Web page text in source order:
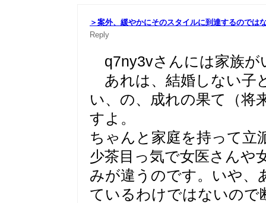
＞案外、緩やかにそのスタイルに到達するのでは
Reply
q7ny3vさんには家族が
あれは、結婚しない子
い、の、成れの果て（将
すよ。
ちゃんと家庭を持って立
少茶目っ気で女医さんや
みが違うのです。いや、
ているわけではないので